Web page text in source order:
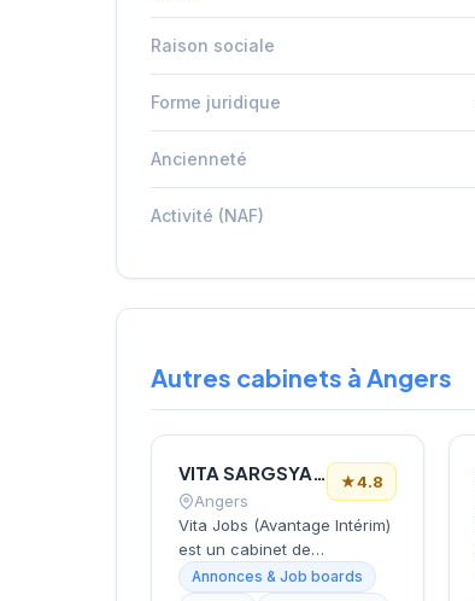
Raison sociale
Forme juridique
Ancienneté
Activité (NAF)
Autres cabinets à Angers
VITA SARGSYAN (PATIEVYCH) (VITA JOBS)
Angers
★4.8
Vita Jobs (Avantage Intérim)
est un cabinet de
recrutement et d'intérim
Annonces & Job boards